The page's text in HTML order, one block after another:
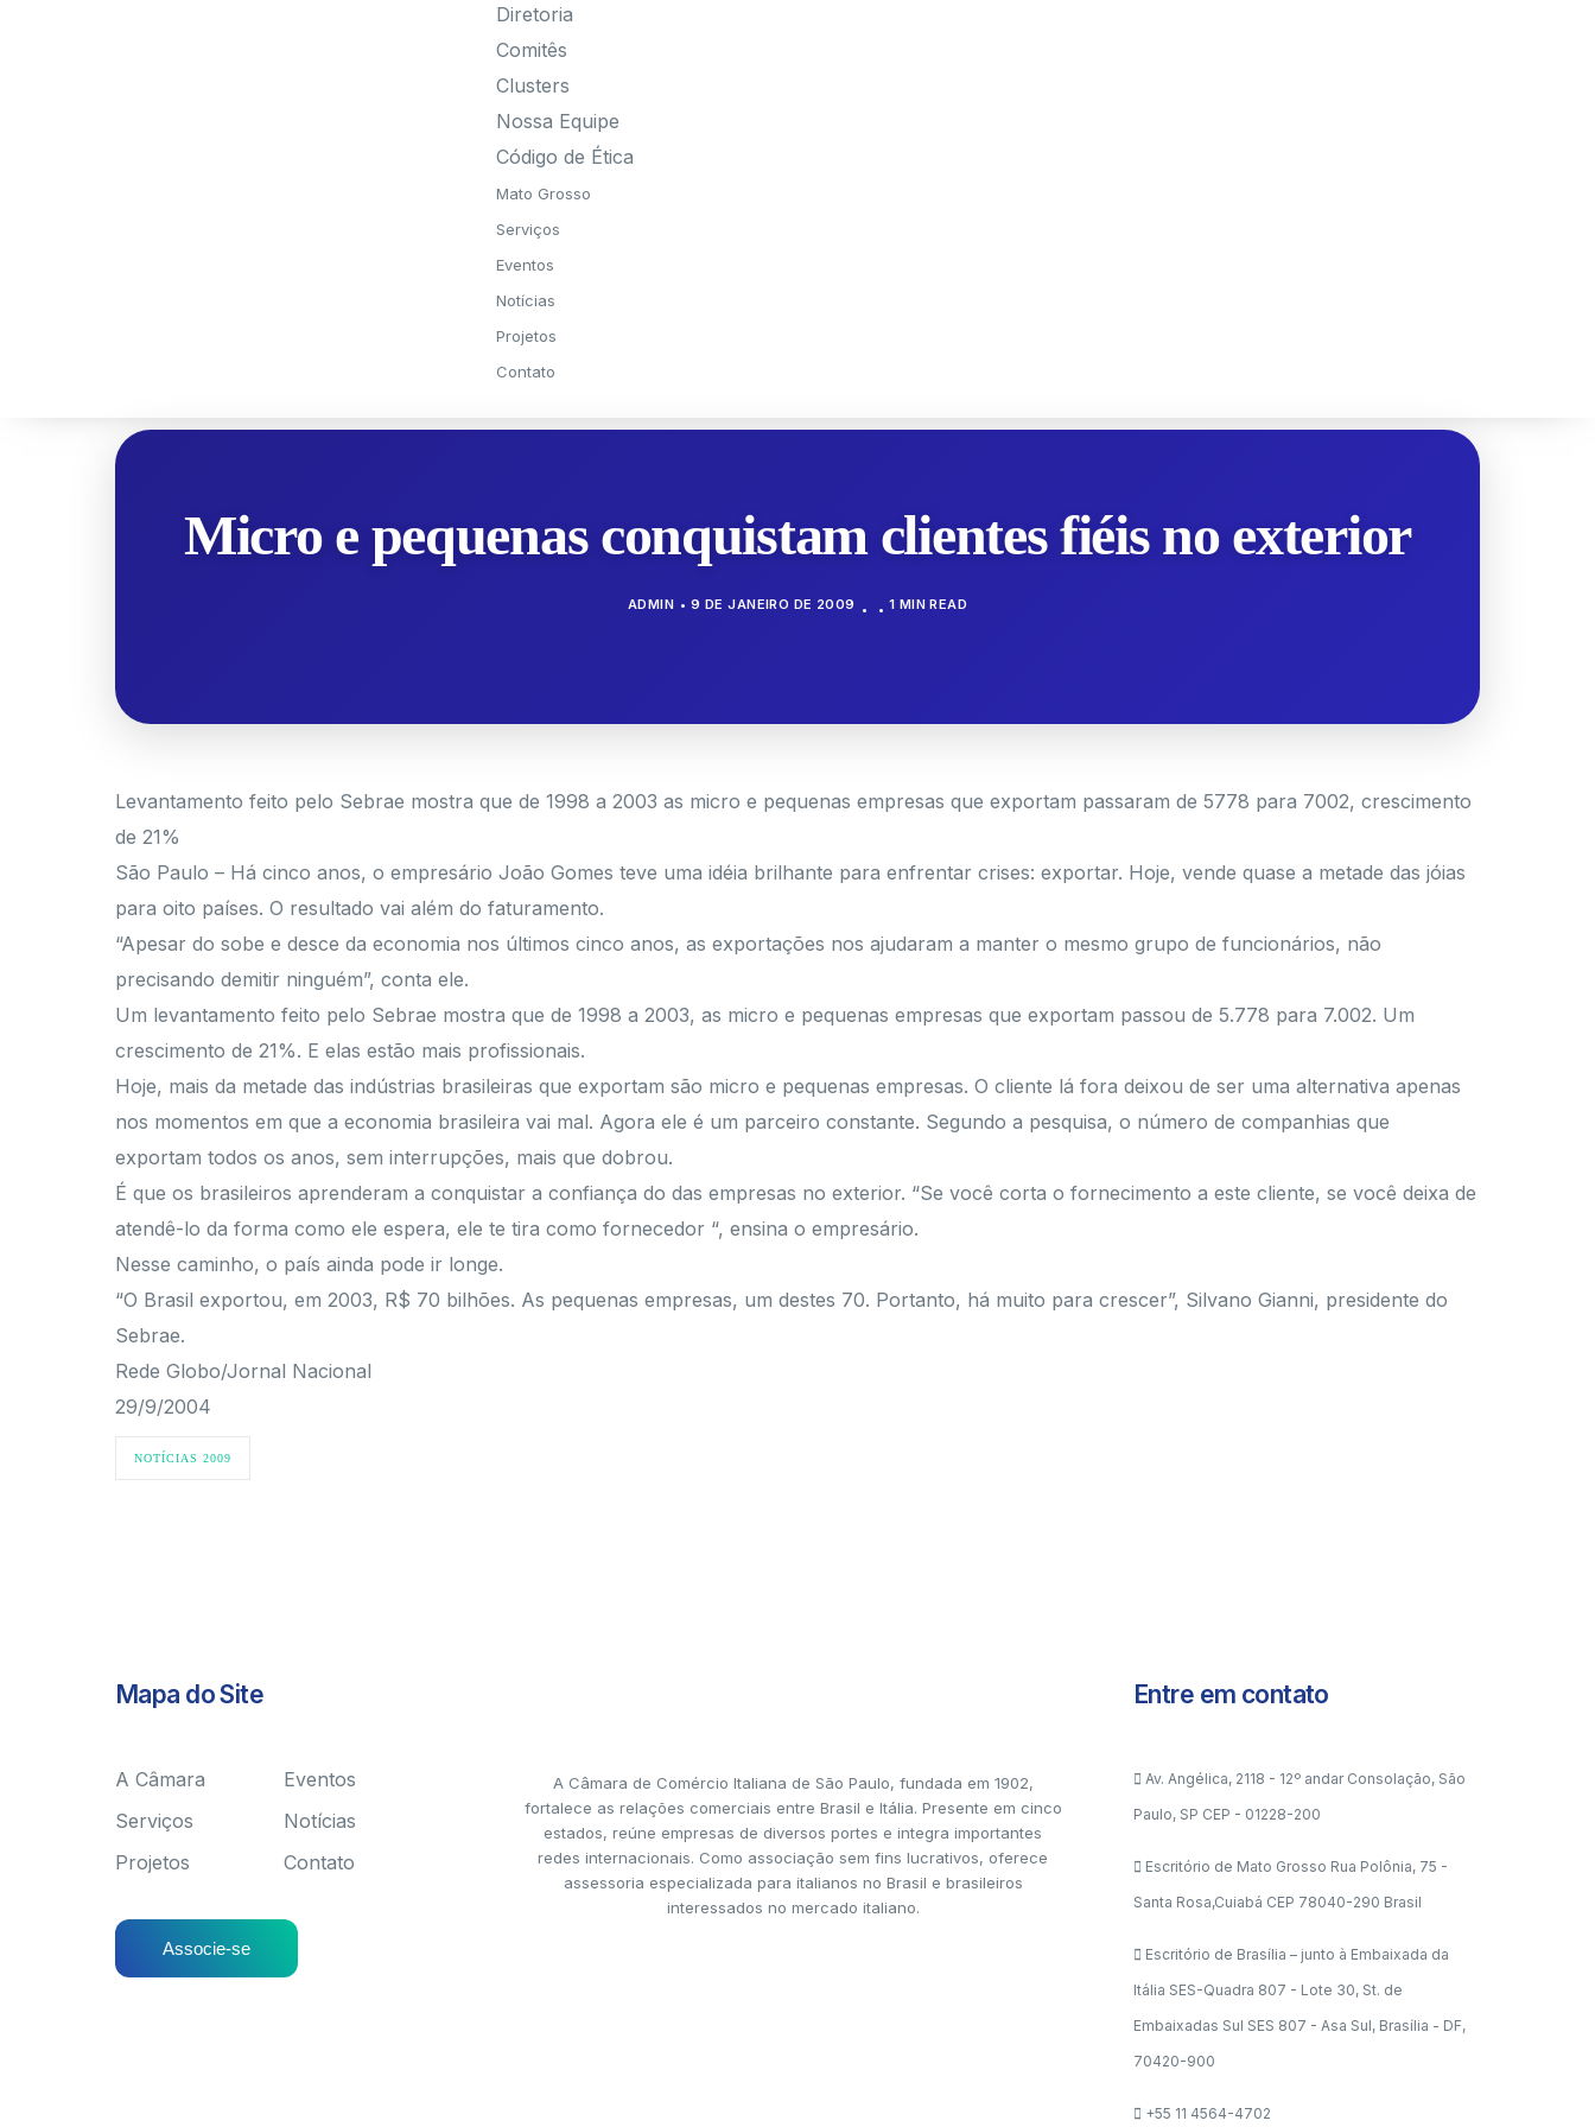
Diretoria
Comitês
Clusters
Nossa Equipe
Código de Ética
Mato Grosso
Serviços
Eventos
Notícias
Projetos
Contato
Micro e pequenas conquistam clientes fiéis no exterior
ADMIN 9 DE JANEIRO DE 2009 1 MIN READ
Levantamento feito pelo Sebrae mostra que de 1998 a 2003 as micro e pequenas empresas que exportam passaram de 5778 para 7002, crescimento
de 21%
São Paulo – Há cinco anos, o empresário João Gomes teve uma idéia brilhante para enfrentar crises: exportar. Hoje, vende quase a metade das jóias
para oito países. O resultado vai além do faturamento.
“Apesar do sobe e desce da economia nos últimos cinco anos, as exportações nos ajudaram a manter o mesmo grupo de funcionários, não
precisando demitir ninguém”, conta ele.
Um levantamento feito pelo Sebrae mostra que de 1998 a 2003, as micro e pequenas empresas que exportam passou de 5.778 para 7.002. Um
crescimento de 21%. E elas estão mais profissionais.
Hoje, mais da metade das indústrias brasileiras que exportam são micro e pequenas empresas. O cliente lá fora deixou de ser uma alternativa apenas
nos momentos em que a economia brasileira vai mal. Agora ele é um parceiro constante. Segundo a pesquisa, o número de companhias que
exportam todos os anos, sem interrupções, mais que dobrou.
É que os brasileiros aprenderam a conquistar a confiança do das empresas no exterior. “Se você corta o fornecimento a este cliente, se você deixa de
atendê-lo da forma como ele espera, ele te tira como fornecedor “, ensina o empresário.
Nesse caminho, o país ainda pode ir longe.
“O Brasil exportou, em 2003, R$ 70 bilhões. As pequenas empresas, um destes 70. Portanto, há muito para crescer”, Silvano Gianni, presidente do
Sebrae.
Rede Globo/Jornal Nacional
29/9/2004
NOTÍCIAS 2009
Mapa do Site
A Câmara
Serviços
Projetos
Eventos
Notícias
Contato
Associe-se
A Câmara de Comércio Italiana de São Paulo, fundada em 1902,
fortalece as relações comerciais entre Brasil e Itália. Presente em cinco
estados, reúne empresas de diversos portes e integra importantes
redes internacionais. Como associação sem fins lucrativos, oferece
assessoria especializada para italianos no Brasil e brasileiros
interessados no mercado italiano.
Entre em contato
Av. Angélica, 2118 - 12º andar Consolação, São
Paulo, SP CEP - 01228-200
Escritório de Mato Grosso Rua Polônia, 75 -
Santa Rosa,Cuiabá CEP 78040-290 Brasil
Escritório de Brasília – junto à Embaixada da
Itália SES-Quadra 807 - Lote 30, St. de
Embaixadas Sul SES 807 - Asa Sul, Brasília - DF,
70420-900
+55 11 4564-4702